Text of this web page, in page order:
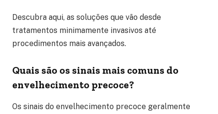
Descubra aqui, as soluções que vão desde
tratamentos minimamente invasivos até
procedimentos mais avançados.
Quais são os sinais mais comuns do
envelhecimento precoce?
Os sinais do envelhecimento precoce geralmente